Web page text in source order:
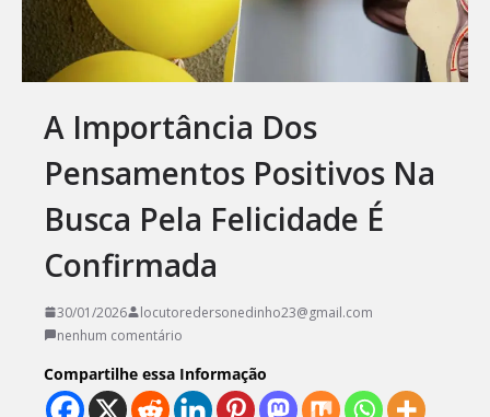
A Importância Dos
Pensamentos Positivos Na
Busca Pela Felicidade É
Confirmada
30/01/2026
locutoredersonedinho23@gmail.com
nenhum comentário
Compartilhe essa Informação